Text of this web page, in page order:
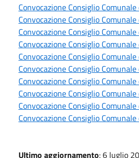
Convocazione Consiglio
Convocazione Consiglio
Convocazione Consiglio
Convocazione Consiglio
Convocazione Consiglio
Convocazione Consiglio
Convocazione Consiglio
Convocazione Consiglio
Convocazione Consiglio
Convocazione Consiglio
Ultimo aggiornamento: 6 luglio